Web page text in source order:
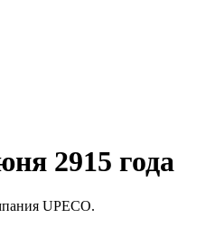
2915 года
UPECO.